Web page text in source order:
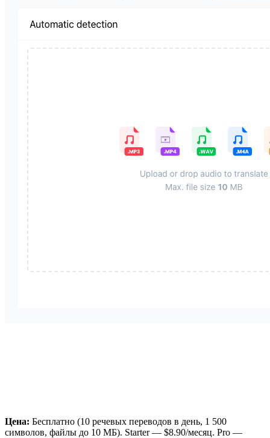
Цена: Бесплатно (10 речевых переводов в день, 1 500
символов, файлы до 10 МБ). Starter — $8.90/месяц. Pro —